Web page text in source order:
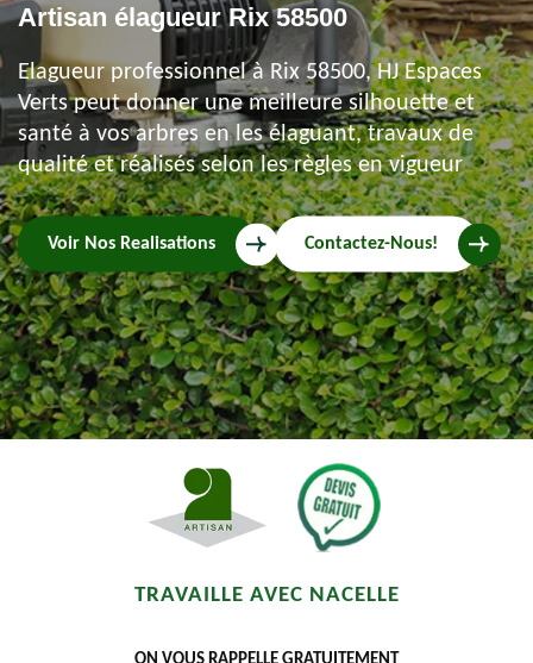
Artisan élagueur Rix 58500
Elagueur professionnel à Rix 58500, HJ Espaces
Verts peut donner une meilleure silhouette et
santé à vos arbres en les élaguant, travaux de
qualité et réalisés selon les règles en vigueur
Voir Nos Realisations Contactez-Nous!
TRAVAILLE AVEC NACELLE